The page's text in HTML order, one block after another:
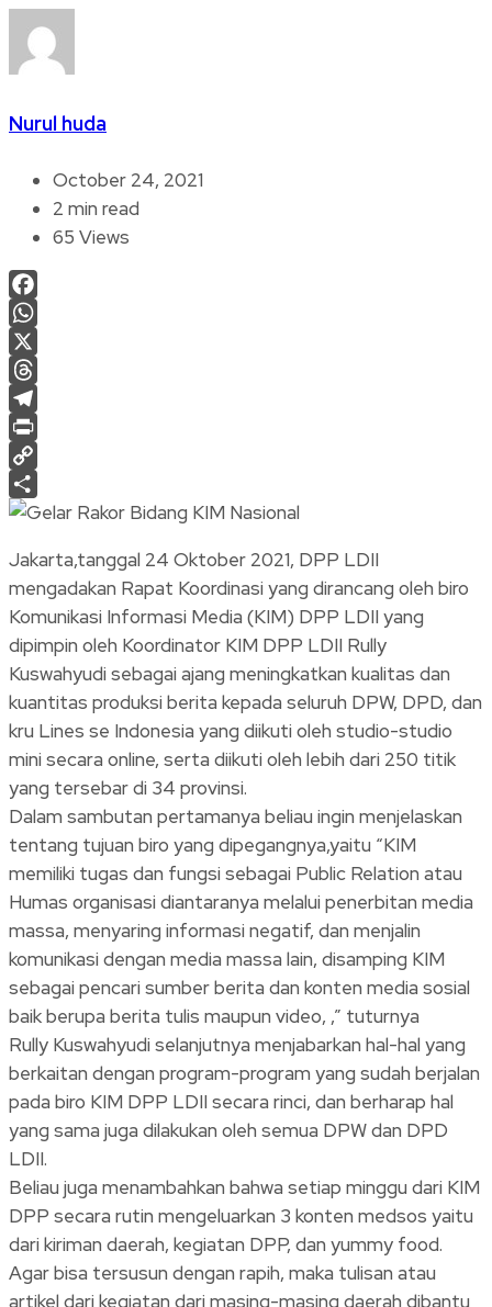
Nurul huda
October 24, 2021
2 min read
65 Views
Facebook
WhatsApp
X
Threads
Telegram
Print
Copy
Link
Share
Jakarta,tanggal 24 Oktober 2021, DPP LDII
mengadakan Rapat Koordinasi yang dirancang oleh biro
Komunikasi Informasi Media (KIM) DPP LDII yang
dipimpin oleh Koordinator KIM DPP LDII Rully
Kuswahyudi sebagai ajang meningkatkan kualitas dan
kuantitas produksi berita kepada seluruh DPW, DPD, dan
kru Lines se Indonesia yang diikuti oleh studio-studio
mini secara online, serta diikuti oleh lebih dari 250 titik
yang tersebar di 34 provinsi.
Dalam sambutan pertamanya beliau ingin menjelaskan
tentang tujuan biro yang dipegangnya,yaitu “KIM
memiliki tugas dan fungsi sebagai Public Relation atau
Humas organisasi diantaranya melalui penerbitan media
massa, menyaring informasi negatif, dan menjalin
komunikasi dengan media massa lain, disamping KIM
sebagai pencari sumber berita dan konten media sosial
baik berupa berita tulis maupun video, ,” tuturnya
Rully Kuswahyudi selanjutnya menjabarkan hal-hal yang
berkaitan dengan program-program yang sudah berjalan
pada biro KIM DPP LDII secara rinci, dan berharap hal
yang sama juga dilakukan oleh semua DPW dan DPD
LDII.
Beliau juga menambahkan bahwa setiap minggu dari KIM
DPP secara rutin mengeluarkan 3 konten medsos yaitu
dari kiriman daerah, kegiatan DPP, dan yummy food.
Agar bisa tersusun dengan rapih, maka tulisan atau
artikel dari kegiatan dari masing-masing daerah dibantu